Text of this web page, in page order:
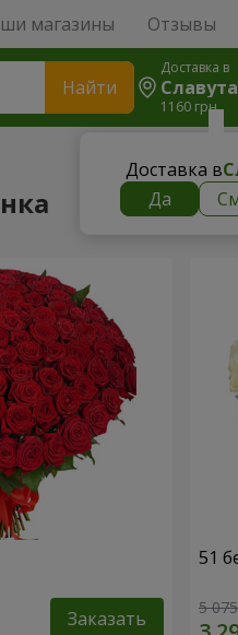
магазины Отзывы
Найти
Доставка в
Славута
1160 грн
Доставка в
Да
Заказать
51
5